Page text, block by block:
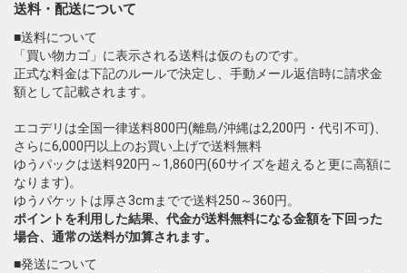
送料・配送について
■送料について
「買い物カゴ」に表示される送料は仮のものです。
正式な料金は下記のルールで決定し、手動メール返信時に請求金
額として記載されます。
エコデリは全国一律送料800円(離島/沖縄は2,200円・代引不可)、
さらに6,000円以上のお買い上げで送料無料
ゆうパックは送料920円～1,860円(60サイズを超えると更に高額に
なります)。
ゆうパケットは厚さ3cmまでで送料250～360円。
ポイントを利用した結果、代金が送料無料になる金額を下回った
場合、通常の送料が加算されます。
■発送について